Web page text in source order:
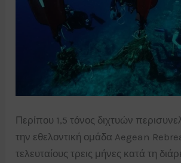
Περίπου 1,5 τόνος διχτυών
την εθελοντική ομάδα Aegean
τελευταίους τρεις μήνες κατά τη